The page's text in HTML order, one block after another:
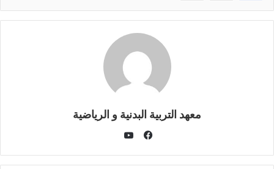
معهد التربية البدنية و الرياضية